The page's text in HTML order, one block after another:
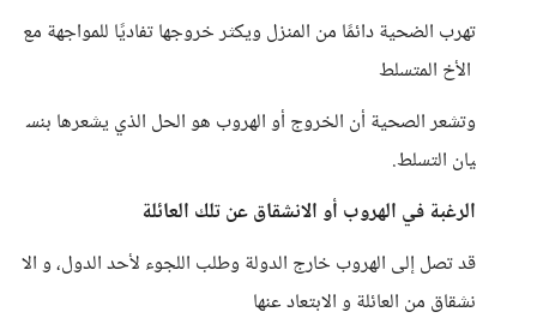
تهرب الضحية دائمًا من المنزل ويكثر خروجها تفاديًا للمواجهة مع
الأخ المتسلط
وتشعر الصحية أن الخروج أو الهروب هو الحل الذي يشعرها بنس
يان التسلط.
الرغبة في الهروب أو الانشقاق عن تلك العائلة
قد تصل إلى الهروب خارج الدولة وطلب اللجوء لأحد الدول، و الا
نشقاق من العائلة و الابتعاد عنها